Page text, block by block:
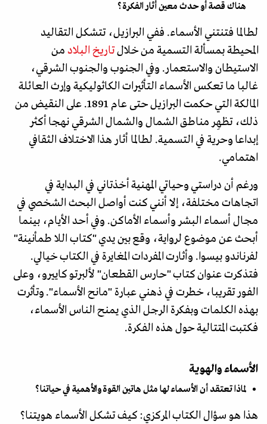
هناك قصة أو حدث معين أثار الفكرة؟
لطالما فتنتني الأسماء. ففي البرازيل، تتشكل التقاليد
المحيطة بمسألة التسمية من خلالتاريخ البلاد من
الاستيطان والاستعمار. وفي الجنوب والجنوب الشرقي،
غالبا ما تعكس الأسماء التأثيرات الكاثوليكية وإرث العائلة
المالكة التي حكمت البرازيل حتى عام 1891. على النقيض من
ذلك، تظهِر مناطق الشمال والشمال الشرقي نهجا أكثر
إبداعا وحرية في التسمية. لطالما أثار هذا الاختلاف الثقافي
اهتمامي.
ورغم أن دراستي وحياتي المهنية أخذتاني في البداية في
اتجاهات مختلفة، إلا أنني كنت أواصل البحث الشخصي في
مجال أسماء البشر وأسماء الأماكن. وفي أحد الأيام، بينما
أبحث عن موضوع لرواية، وقع بين يدي "كتاب اللا طمأنينة"
لفرناندو بيسوا. وأثارت المفردات المغايرة في الكتاب خيالي.
فتذكرت عنوان كتاب "حارس القطعان" لألبرتو كاييرو، وعلى
الفور تقريبا، خطرت في ذهني عبارة "مانح الأسماء". وتأثرت
بهذه الكلمات وبفكرة الرجل الذي يمنح الناس الأسماء،
فكتبت المتتالية حول هذه الفكرة.
الأسماء والهوية
لماذا تعتقد أن الأسماء لها مثل هاتين القوة والأهمية في حياتنا؟
هذا هو سؤال الكتاب المركزي: كيف تشكل الأسماء هويتنا؟